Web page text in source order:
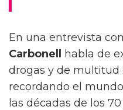
En una entrevista
Carbonell
habla de
drogas y de multitud
recordando el
las décadas de los